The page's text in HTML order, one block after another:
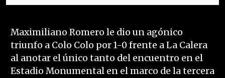
Maximiliano Romero le dio un agónico
triunfo a Colo Colo por 1-0 frente a La Calera
al anotar el único tanto del encuentro en el
Estadio Monumental en el marco de la tercera